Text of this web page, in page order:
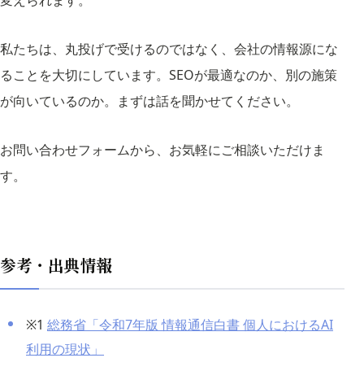
私たちは、丸投げで受けるのではなく、会社の情報源にな
ることを大切にしています。SEOが最適なのか、別の施策
が向いているのか。まずは話を聞かせてください。
お問い合わせフォームから、お気軽にご相談いただけま
す。
参考・出典情報
※1 総務省「令和7年版 情報通信白書 個人におけるAI
利用の現状」